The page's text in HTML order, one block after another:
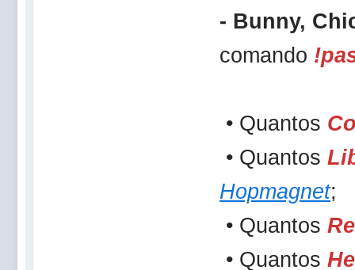
- Bunny,
comando
• Quantos
• Quantos
Hopmagnet;
• Quantos
• Quantos